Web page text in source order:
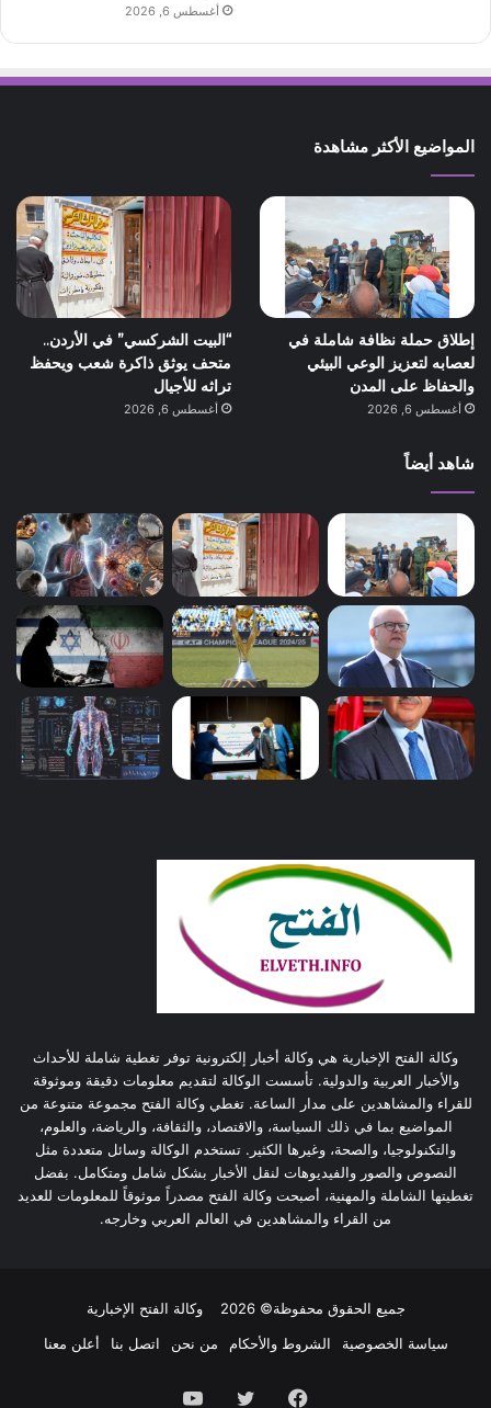
أغسطس 6, 2026
المواضيع الأكثر مشاهدة
إطلاق حملة نظافة شاملة في
لعصابه لتعزيز الوعي البيئي
والحفاظ على المدن
أغسطس 6, 2026
“البيت الشركسي” في الأردن..
متحف يوثق ذاكرة شعب ويحفظ
تراثه للأجيال
أغسطس 6, 2026
شاهد أيضاً
وكالة الفتح الإخبارية هي وكالة أخبار إلكترونية توفر تغطية شاملة للأحداث
والأخبار العربية والدولية. تأسست الوكالة لتقديم معلومات دقيقة وموثوقة
للقراء والمشاهدين على مدار الساعة. تغطي وكالة الفتح مجموعة متنوعة من
المواضيع بما في ذلك السياسة، والاقتصاد، والثقافة، والرياضة، والعلوم،
والتكنولوجيا، والصحة، وغيرها الكثير. تستخدم الوكالة وسائل متعددة مثل
النصوص والصور والفيديوهات لنقل الأخبار بشكل شامل ومتكامل. بفضل
تغطيتها الشاملة والمهنية، أصبحت وكالة الفتح مصدراً موثوقاً للمعلومات للعديد
من القراء والمشاهدين في العالم العربي وخارجه.
جميع الحقوق محفوظة© 2026
وكالة الفتح الإخبارية
سياسة الخصوصية
الشروط والأحكام من نحن اتصل بنا أعلن معنا
فيسبوك تويتر يوتيوب